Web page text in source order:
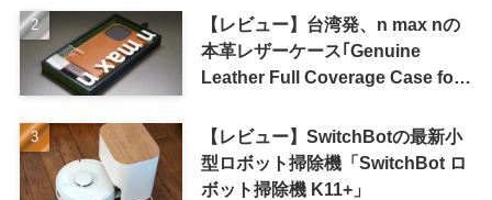
【レビュー】台湾発、n max nの
本革レザーケース｢Genuine
Leather Full Coverage Case for
【レビュー】SwitchBotの最新小
型ロボット掃除機「SwitchBot ロ
ボット掃除機 K11+」